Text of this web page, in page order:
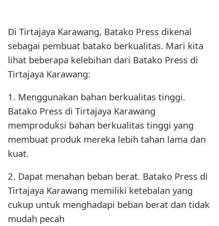
Di Tirtajaya Karawang, Batako Press dikenal
sebagai pembuat batako berkualitas. Mari kita
lihat beberapa kelebihan dari Batako Press di
Tirtajaya Karawang:
1. Menggunakan bahan berkualitas tinggi.
Batako Press di Tirtajaya Karawang
memproduksi bahan berkualitas tinggi yang
membuat produk mereka lebih tahan lama dan
kuat.
2. Dapat menahan beban berat. Batako Press di
Tirtajaya Karawang memiliki ketebalan yang
cukup untuk menghadapi beban berat dan tidak
mudah pecah